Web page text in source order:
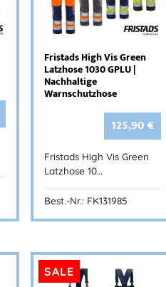
Fristads High Vis Green
Latzhose 1030 GPLU |
Nachhaltige
Warnschutzhose
125,90€
Fristads High Vis Green
Latzhose 10…
Best.-Nr.: FK131985
SALE